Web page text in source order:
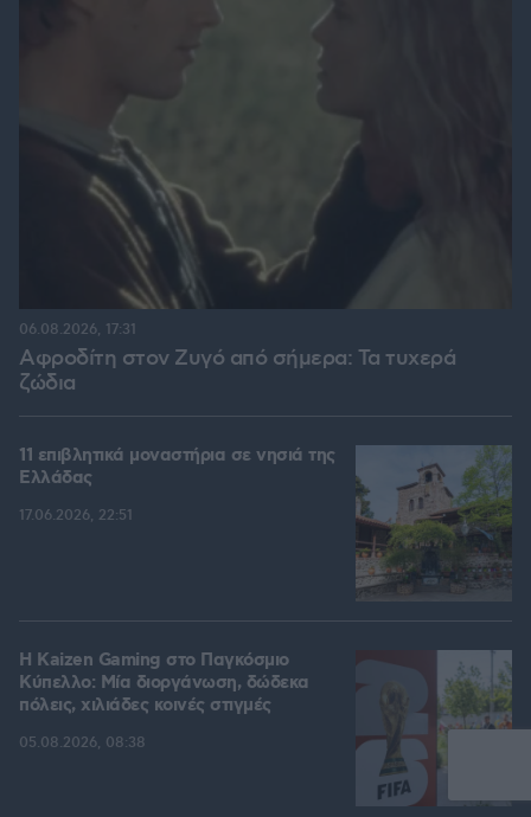
Αφροδίτη στον Ζυγό από σήμερα: Τα τυχερά
ζώδια
06.08.2026, 17:31
11 επιβλητικά μοναστήρια σε νησιά της
Ελλάδας
17.06.2026, 22:51
H Kaizen Gaming στο Παγκόσμιο
Kύπελλο: Μία διοργάνωση, δώδεκα
πόλεις, χιλιάδες κοινές στιγμές
05.08.2026, 08:38